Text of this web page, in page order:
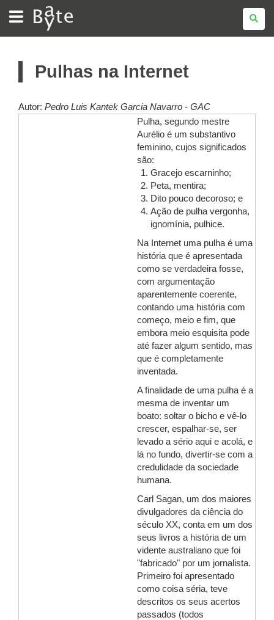
BATE
BYTE
Pulhas na Internet
Autor: Pedro Luis Kantek Garcia Navarro - GAC
Pulha, segundo mestre
Aurélio é um substantivo
feminino, cujos significados
são:
Gracejo escarninho;
Peta, mentira;
Dito pouco decoroso; e
Ação de pulha vergonha,
ignomínia, pulhice.
Na Internet uma pulha é uma
história que é apresentada
como se verdadeira fosse,
com argumentação
aparentemente coerente,
contando uma história com
começo, meio e fim, que
embora meio esquisita pode
até fazer algum sentido, mas
que é completamente
inventada.
A finalidade de uma pulha é a
mesma de inventar um
boato: soltar o bicho e vê-lo
crescer, espalhar-se, ser
levado a sério aqui e acolá, e
lá no fundo, divertir-se com a
credulidade da sociedade
humana.
Carl Sagan, um dos maiores
divulgadores da ciência do
século XX, conta em um dos
seus livros a história de um
vidente australiano que foi
"fabricado" por um jornalista.
Primeiro foi apresentado
como coisa séria, teve
descritos os seus acertos
passados (todos